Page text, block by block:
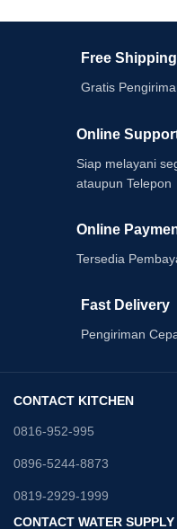
Free Shipping
Gratis
Online
Siap melayani
ataupun Telepon
Online
Tersedia
Fast Delivery
Pengiriman
CONTACT KITCHEN
0816-952-995
0896-5244-8873
0819-2929-1999
CONTACT WATER SUPPLY